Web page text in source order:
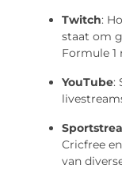
Twitch:
staat om
Formule 1
YouTube:
Cricfree
van